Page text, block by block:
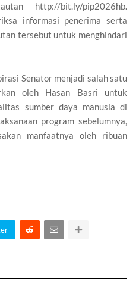
http://bit.ly/pip2026hb.
informasi penerima serta
tersebut untuk menghindari
Senator menjadi salah satu
oleh Hasan Basri untuk
sumber daya manusia di
program sebelumnya,
manfaatnya oleh ribuan